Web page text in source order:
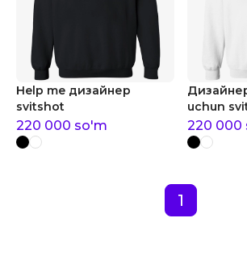
Help me дизайнер
svitshot
220 000 so'm
uchun
220 000
1